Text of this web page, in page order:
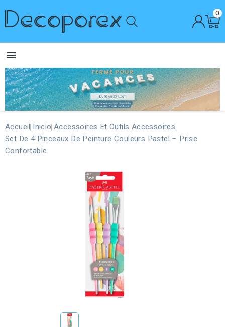
0

Accueil Inicio Accessoires Et Outils Accessoires
Set De 4 Pinceaux De Peinture Couleurs Pastel – Prise
Confortable